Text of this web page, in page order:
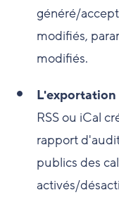
généré/
modifiés,
modifiés.
L'exportation
RSS ou iCal
rapport
publics des
activés/